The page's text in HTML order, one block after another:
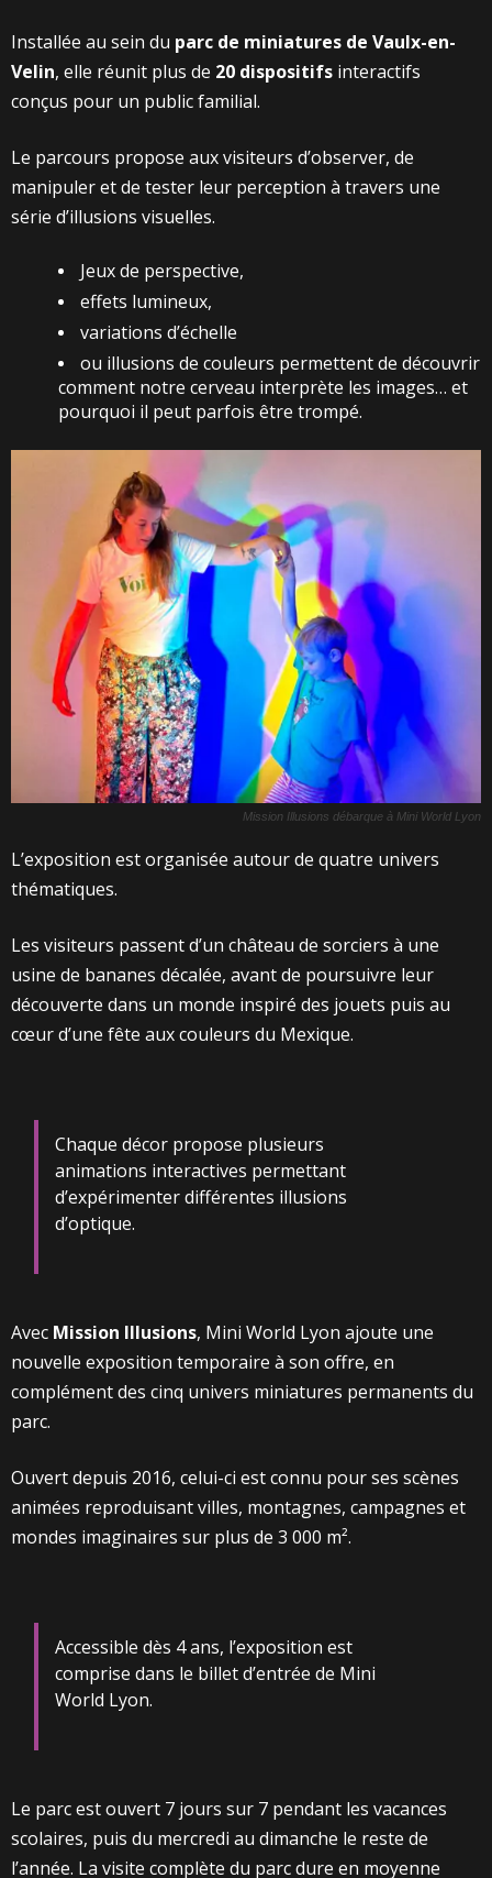
Installée au sein du parc de miniatures de Vaulx-en-
Velin, elle réunit plus de 20 dispositifs interactifs
conçus pour un public familial.
Le parcours propose aux visiteurs d’observer, de
manipuler et de tester leur perception à travers une
série d’illusions visuelles.
Jeux de perspective,
effets lumineux,
variations d’échelle
ou illusions de couleurs permettent de découvrir
comment notre cerveau interprète les images… et
pourquoi il peut parfois être trompé.
Mission Illusions débarque à Mini World Lyon
L’exposition est organisée autour de quatre univers
thématiques.
Les visiteurs passent d’un château de sorciers à une
usine de bananes décalée, avant de poursuivre leur
découverte dans un monde inspiré des jouets puis au
cœur d’une fête aux couleurs du Mexique.
Chaque décor propose plusieurs
animations interactives permettant
d’expérimenter différentes illusions
d’optique.
Avec Mission Illusions, Mini World Lyon ajoute une
nouvelle exposition temporaire à son offre, en
complément des cinq univers miniatures permanents du
parc.
Ouvert depuis 2016, celui-ci est connu pour ses scènes
animées reproduisant villes, montagnes, campagnes et
mondes imaginaires sur plus de 3 000 m².
Accessible dès 4 ans, l’exposition est
comprise dans le billet d’entrée de Mini
World Lyon.
Le parc est ouvert 7 jours sur 7 pendant les vacances
scolaires, puis du mercredi au dimanche le reste de
l’année. La visite complète du parc dure en moyenne